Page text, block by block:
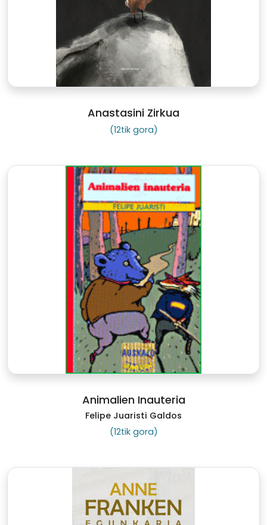
Anastasini Zirkua
(12tik gora)
Animalien Inauteria
Felipe Juaristi Galdos
(12tik gora)